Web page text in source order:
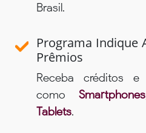
Brasil.
Programa Indique
Prêmios
Receba créditos e
como
Tablets.